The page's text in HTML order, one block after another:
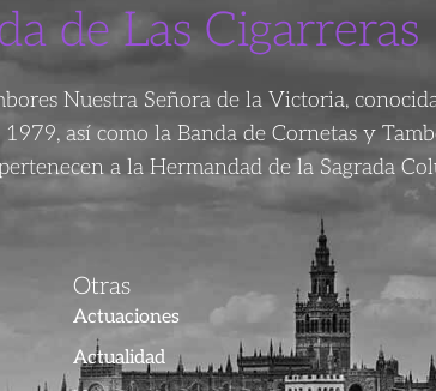
de Las Cigarreras
Nuestra Señora de la Victoria,
así como la Banda de Cornetas y
a la Hermandad de la Sagrada
Otras
Actuaciones
Actualidad